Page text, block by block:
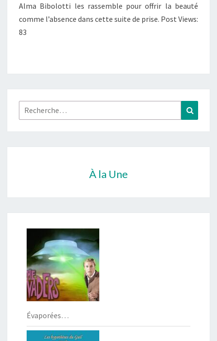
Alma Bibolotti les rassemble pour offrir la beauté
comme l’absence dans cette suite de prise. Post Views:
83
Rechercher :
À la Une
Évaporées…